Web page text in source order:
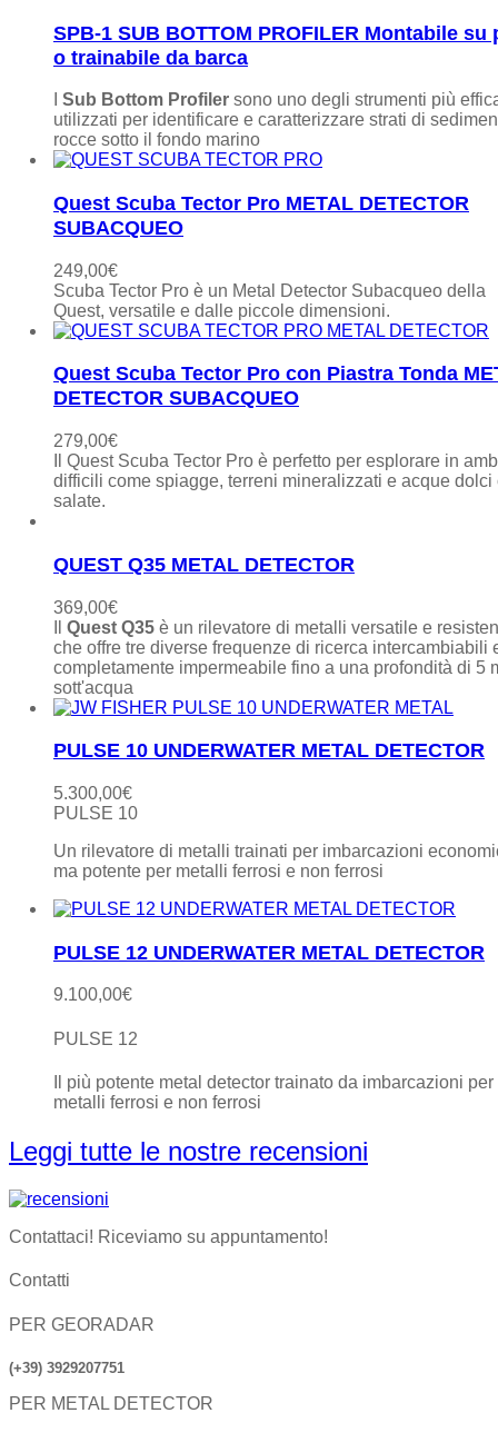
SPB-1 SUB BOTTOM PROFILER Montabile su
o trainabile da barca
Sub Bottom Profiler sono uno degli strumenti più
utilizzati per identificare e caratterizzare strati di
rocce sotto il fondo marino
Quest Scuba Tector Pro METAL DETECTOR
SUBACQUEO
249,00€
Scuba Tector Pro è un Metal Detector Subacqueo della
Quest, versatile e dalle piccole dimensioni.
Quest Scuba Tector Pro con Piastra Tonda
DETECTOR SUBACQUEO
279,00€
Il Quest Scuba Tector Pro è perfetto per esplorare in
difficili come spiagge, terreni mineralizzati e acque dolci
salate.
QUEST Q35 METAL DETECTOR
369,00€
Quest Q35 è un rilevatore di metalli versatile e
che offre tre diverse frequenze di ricerca intercambiabili
completamente impermeabile fino a una profondità di 5
sott'acqua
PULSE 10 UNDERWATER METAL DETECTOR
5.300,00€
PULSE 10
Un rilevatore di metalli trainati per imbarcazioni
ma potente per metalli ferrosi e non ferrosi
PULSE 12 UNDERWATER METAL DETECTOR
9.100,00€
PULSE 12
Il più potente metal detector trainato da imbarcazioni per
metalli ferrosi e non ferrosi
Leggi tutte le nostre recensioni
Contattaci! Riceviamo su appuntamento!
Contatti
PER GEORADAR
(+39) 3929207751
PER METAL DETECTOR